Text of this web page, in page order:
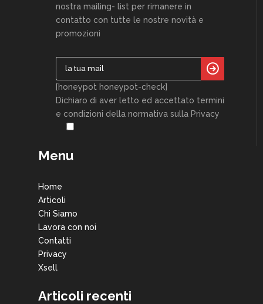
nostra mailing- list per rimanere in
contatto con tutte le nostre novità e
promozioni
[honeypot honeypot-check]
Dichiaro di aver letto ed accettato termini
e condizioni della normativa sulla Privacy
Menu
Home
Articoli
Chi Siamo
Lavora con noi
Contatti
Privacy
Xsell
Articoli recenti